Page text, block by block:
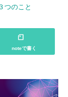
つのこと
noteで書く